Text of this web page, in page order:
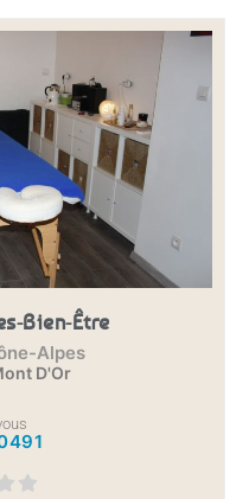
Bien-Être
Alpes
D'Or